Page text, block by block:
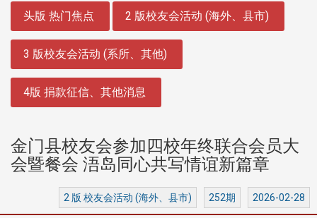
头版 热门焦点 2 版校友会活动 (海外、县市)
3 版校友会活动 (系所、其他)
4版 捐款征信、其他消息
金门县校友会参加四校年终联合会员大
会暨餐会 浯岛同心共写情谊新篇章
2 版 校友会活动 (海外、县市) 252期 2026-02-28